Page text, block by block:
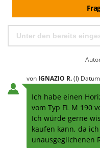
von IGNAZIO R.(I) Datum
Ich habe einen
vom Typ FL M 190
Ich würde gerne
kaufen kann, da
unausgeglichenen